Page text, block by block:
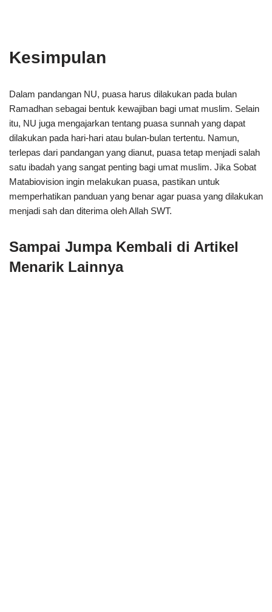
Kesimpulan
Dalam pandangan NU, puasa harus dilakukan pada bulan
Ramadhan sebagai bentuk kewajiban bagi umat muslim. Selain
itu, NU juga mengajarkan tentang puasa sunnah yang dapat
dilakukan pada hari-hari atau bulan-bulan tertentu. Namun,
terlepas dari pandangan yang dianut, puasa tetap menjadi salah
satu ibadah yang sangat penting bagi umat muslim. Jika Sobat
Matabiovision ingin melakukan puasa, pastikan untuk
memperhatikan panduan yang benar agar puasa yang dilakukan
menjadi sah dan diterima oleh Allah SWT.
Sampai Jumpa Kembali di Artikel
Menarik Lainnya